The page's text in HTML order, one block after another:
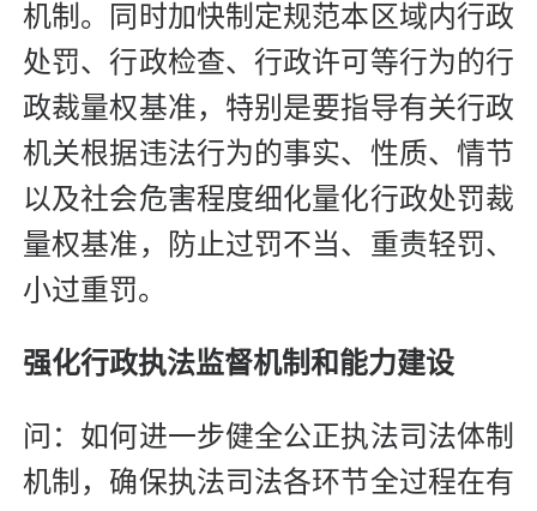
机制。同时加快制定规范本区域内行政
处罚、行政检查、行政许可等行为的行
政裁量权基准，特别是要指导有关行政
机关根据违法行为的事实、性质、情节
以及社会危害程度细化量化行政处罚裁
量权基准，防止过罚不当、重责轻罚、
小过重罚。
强化行政执法监督机制和能力建设
问：如何进一步健全公正执法司法体制
机制，确保执法司法各环节全过程在有